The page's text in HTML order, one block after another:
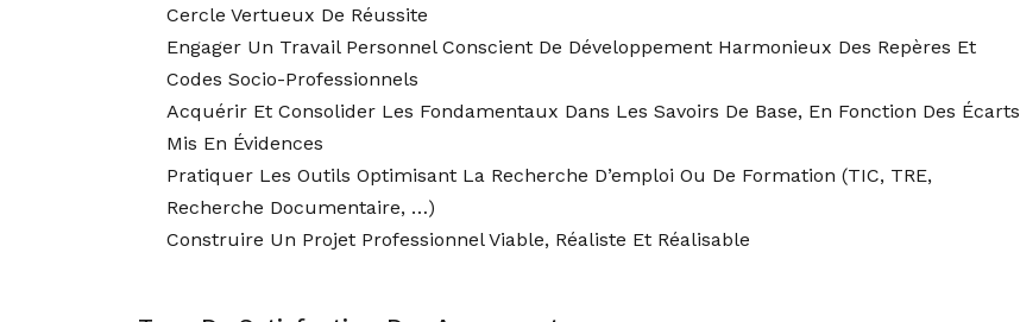
Cercle Vertueux De Réussite
Engager Un Travail Personnel Conscient De Développement Harmonieux Des Repères Et
Codes Socio-Professionnels
Acquérir Et Consolider Les Fondamentaux Dans Les Savoirs De Base, En Fonction Des Écarts
Mis En Évidences
Pratiquer Les Outils Optimisant La Recherche D’emploi Ou De Formation (TIC, TRE,
Recherche Documentaire, …)
Construire Un Projet Professionnel Viable, Réaliste Et Réalisable